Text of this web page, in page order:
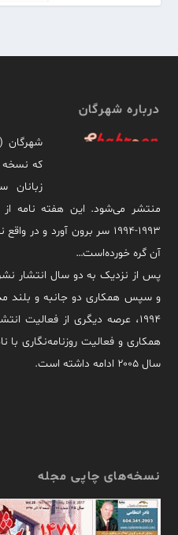
درباره شهرگان
شهرگان
که نسخه
زبانان
منتشر می‌شود. این هفته نامه
۱۹۹۳-۱۹۹۴ سر برون آورد و
آن گره خورده‌است…
پس از نزدیک به دو سال انتشار
و سپس همکاری دو جانبه و بلند
۱۹۹۴، عرصه دیگری از فعالیت
همکاری و فعالیت روزنامه‌نگاری با
سال ۲۰۰۵ ادامه داشته است.
نسخه‌های چاپی مجله